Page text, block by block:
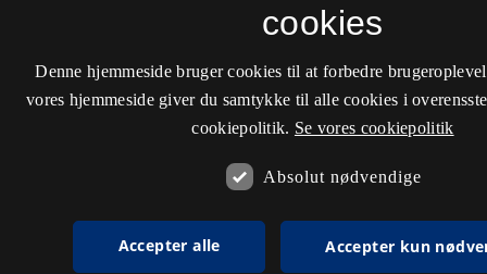
cookies
Denne hjemmeside bruger cookies til at forbedre
vores hjemmeside giver du samtykke til alle cookies i
cookiepolitik. Se vores cookiepolitik
Absolut nødvendige
Accepter alle Accepter kun